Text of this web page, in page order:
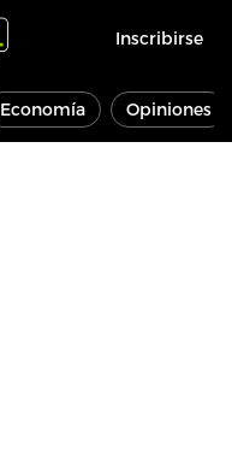
Inscribirse
Economía Opiniones